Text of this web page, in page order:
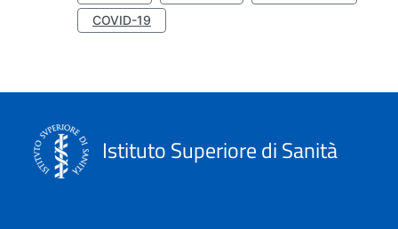
COVID-19
Istituto Superiore di Sanità